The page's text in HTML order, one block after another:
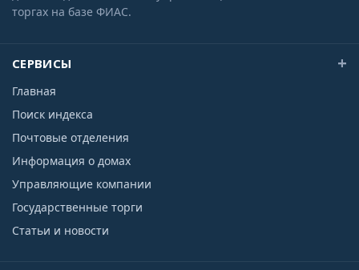
торгах на базе ФИАС.
СЕРВИСЫ
Главная
Поиск индекса
Почтовые отделения
Информация о домах
Управляющие компании
Государственные торги
Статьи и новости